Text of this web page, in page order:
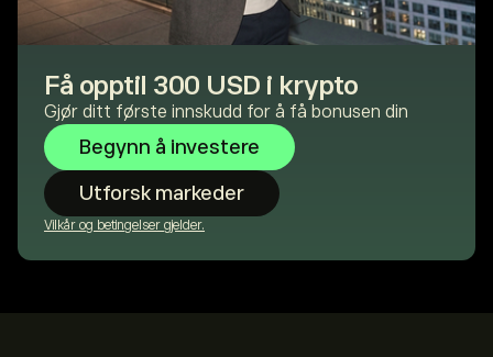
Få opptil 300 USD i krypto
Gjør ditt første innskudd for å få bonusen din
Begynn å investere
Utforsk markeder
Vilkår og betingelser gjelder.